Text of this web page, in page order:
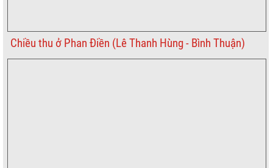
Chiều thu ở Phan Điền (Lê Thanh Hùng - Bình Thuận)